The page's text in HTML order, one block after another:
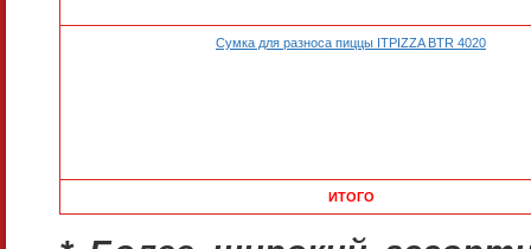
Сумка для разноса пиццы ITPIZZA BTR 4020
ИТОГО